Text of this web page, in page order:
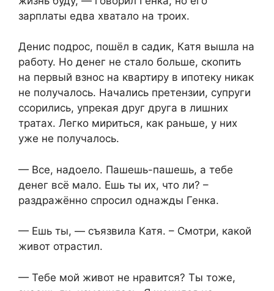
зарплаты едва хватало на троих.
Денис подрос, пошёл в садик, Катя вышла на
работу. Но денег не стало больше, скопить
на первый взнос на квартиру в ипотеку никак
не получалось. Начались претензии, супруги
ссорились, упрекая друг друга в лишних
тратах. Легко мириться, как раньше, у них
уже не получалось.
— Все, надоело. Пашешь-пашешь, а тебе
денег всё мало. Ешь ты их, что ли? –
раздражённо спросил однажды Генка.
— Ешь ты, — съязвила Катя. – Смотри, какой
живот отрастил.
— Тебе мой живот не нравится? Ты тоже,